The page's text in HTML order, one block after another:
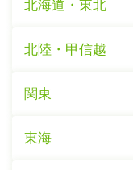
北海道・東北
北陸・甲信越
関東
東海